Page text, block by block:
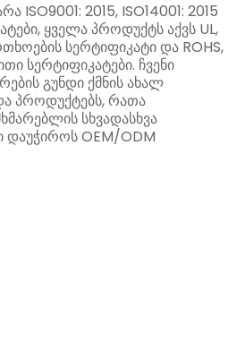
ISO9001: 2015, ISO14001: 2015
ყველა პროდუქტს აქვს UL,
სერტიფიკატი და ROHS,
სერტიფიკატები. ჩვენი
გუნდი ქმნის ახალ
პროდუქტებს, რათა
სხვადასხვა
დაუჭიროს OEM/ODM